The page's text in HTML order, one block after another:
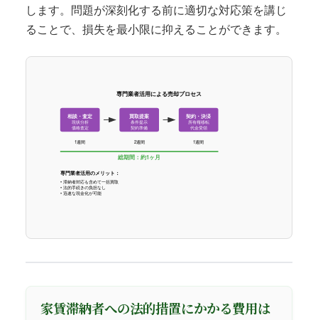
します。問題が深刻化する前に適切な対応策を講じ
ることで、損失を最小限に抑えることができます。
専門業者活用による売却プロセス
相談・査定
現状分析
価格査定
買取提案
条件提示
契約準備
契約・決済
所有権移転
代金受領
1週間 2週間 1週間
総期間：約1ヶ月
専門業者活用のメリット：
• 滞納者対応も含めて一括買取
• 法的手続きの負担なし
• 迅速な現金化が可能
家賃滞納者への法的措置にかかる費用は